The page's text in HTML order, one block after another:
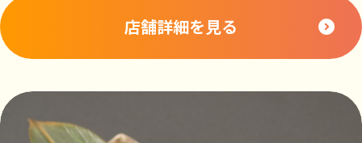
店舗詳細を見る